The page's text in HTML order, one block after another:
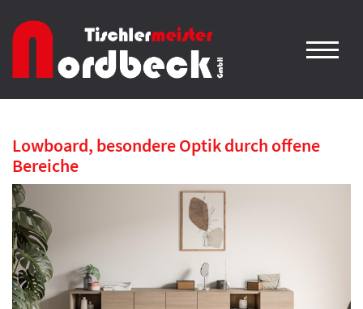
Lowboard, besondere Optik durch offene
Bereiche